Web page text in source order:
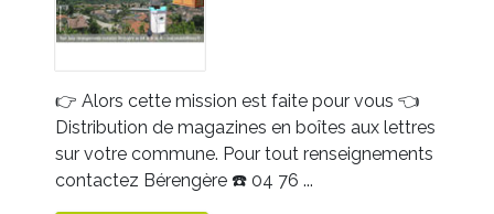
👉 Alors cette mission est faite pour vous 👈
Distribution de magazines en boîtes aux lettres
sur votre commune. Pour tout renseignements
contactez Bérengère ☎️ 04 76 ...